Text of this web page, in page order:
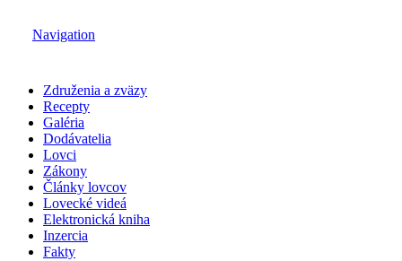
Navigation
Združenia a zväzy
Recepty
Galéria
Dodávatelia
Lovci
Zákony
Články lovcov
Lovecké videá
Elektronická kniha
Inzercia
Fakty